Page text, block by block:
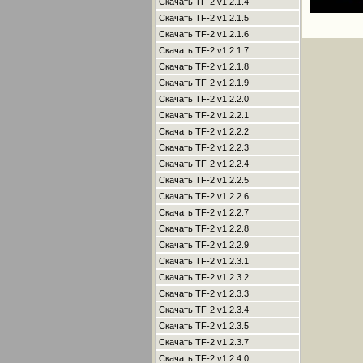
Скачать TF-2 v1.2.1.5
Скачать TF-2 v1.2.1.6
Скачать TF-2 v1.2.1.7
Скачать TF-2 v1.2.1.8
Скачать TF-2 v1.2.1.9
Скачать TF-2 v1.2.2.0
Скачать TF-2 v1.2.2.1
Скачать TF-2 v1.2.2.2
Скачать TF-2 v1.2.2.3
Скачать TF-2 v1.2.2.4
Скачать TF-2 v1.2.2.5
Скачать TF-2 v1.2.2.6
Скачать TF-2 v1.2.2.7
Скачать TF-2 v1.2.2.8
Скачать TF-2 v1.2.2.9
Скачать TF-2 v1.2.3.1
Скачать TF-2 v1.2.3.2
Скачать TF-2 v1.2.3.3
Скачать TF-2 v1.2.3.4
Скачать TF-2 v1.2.3.5
Скачать TF-2 v1.2.3.7
Скачать TF-2 v1.2.4.0